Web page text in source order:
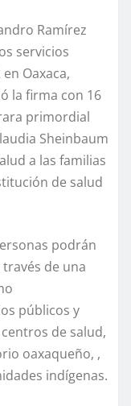
Ramírez
servicios
en Oaxaca,
la firma con 16
primordial
Sheinbaum
a las familias
de salud
podrán
de una
públicos y
de salud,
oaxaqueño, ,
indígenas.